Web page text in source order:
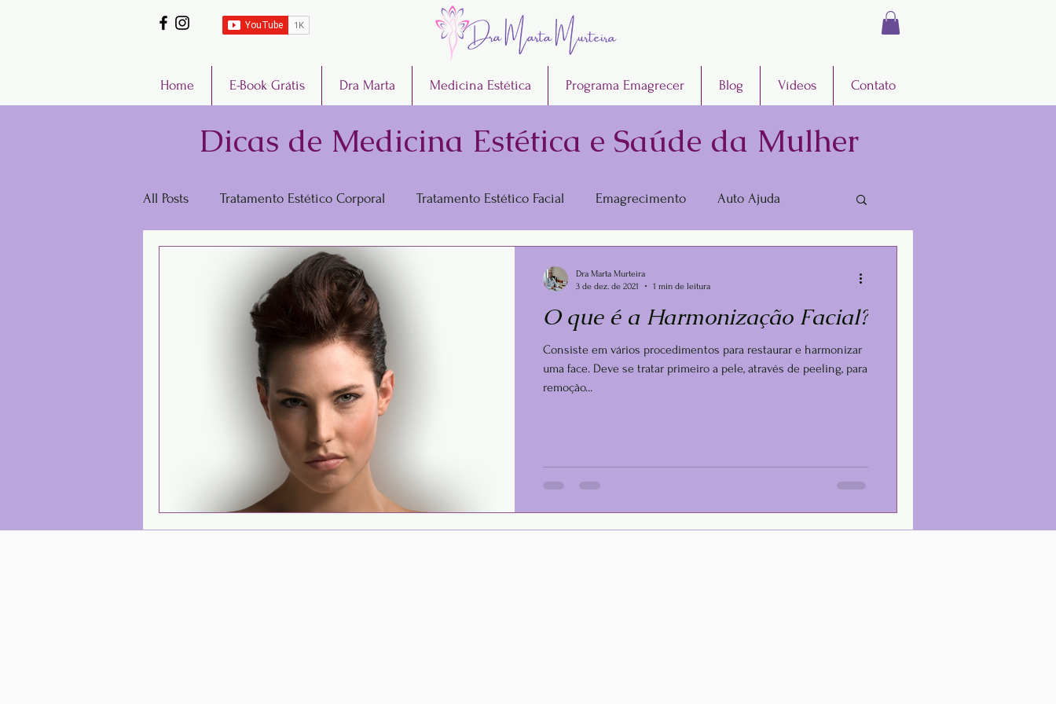
Home E-Book Grátis Dra Marta Medicina Estética Programa Emagrecer Blog Vídeos Contato
Dicas de Medicina Estética e Saúde da Mulher
All Posts Tratamento Estético Corporal Tratamento Estético Facial Emagrecimento Auto Ajuda
O que é a Harmonização Facial?
Consiste em vários procedimentos para restaurar e harmonizar
uma face. Deve se tratar primeiro a pele, através de peeling, para
remoção...
Dra Marta Murteira
3 de dez. de 2021
1 min de leitura